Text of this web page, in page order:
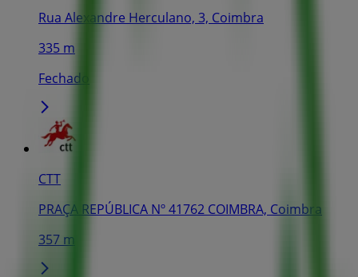
Rua Alexandre Herculano, 3, Coimbra
335 m
Fechado
CTT
PRAÇA REPÚBLICA Nº 41762 COIMBRA, Coimbra
357 m